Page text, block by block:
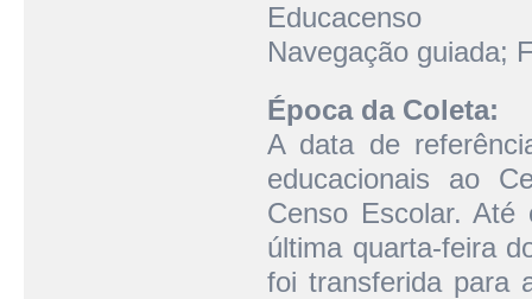
Navegação guiada;
Época da Coleta:
A data de
educacionais ao
Censo Escolar.
última quarta-feira
foi transferida para